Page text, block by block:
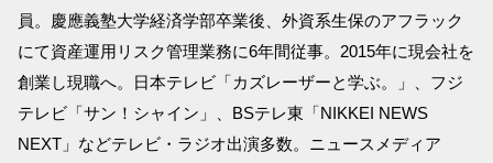
員。慶應義塾大学経済学部卒業後、外資系生保のアフラック
にて資産運用リスク管理業務に6年間従事。2015年に現会社を
創業し現職へ。日本テレビ「カズレーザーと学ぶ。」、フジ
テレビ「サン！シャイン」、BSテレ東「NIKKEI NEWS
NEXT」などテレビ・ラジオ出演多数。ニュースメディア